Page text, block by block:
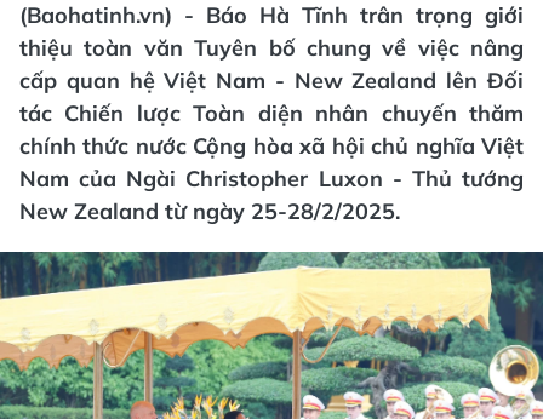
(Baohatinh.vn) - Báo Hà Tĩnh trân trọng giới
thiệu toàn văn Tuyên bố chung về việc nâng
cấp quan hệ Việt Nam - New Zealand lên Đối
tác Chiến lược Toàn diện nhân chuyến thăm
chính thức nước Cộng hòa xã hội chủ nghĩa Việt
Nam của Ngài Christopher Luxon - Thủ tướng
New Zealand từ ngày 25-28/2/2025.